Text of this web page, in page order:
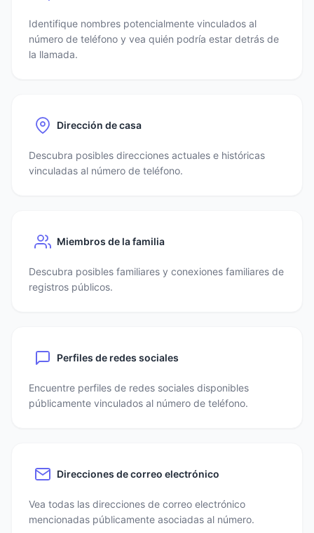
Identifique nombres potencialmente vinculados al
número de teléfono y vea quién podría estar detrás de
la llamada.
Dirección de casa
Descubra posibles direcciones actuales e históricas
vinculadas al número de teléfono.
Miembros de la familia
Descubra posibles familiares y conexiones familiares de
registros públicos.
Perfiles de redes sociales
Encuentre perfiles de redes sociales disponibles
públicamente vinculados al número de teléfono.
Direcciones de correo electrónico
Vea todas las direcciones de correo electrónico
mencionadas públicamente asociadas al número.